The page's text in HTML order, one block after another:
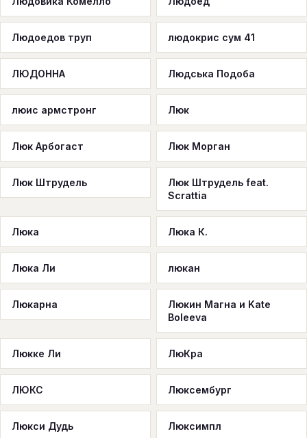
Людоедов труп людокрис сум 41
ЛЮДОННА Людська Подоба
люис армстронг Люк
Люк Арбогаст Люк Морган
Люк Штрудель
Люк Штрудель feat.
Scrattia
Люка Люка К.
Люка Ли люкан
Люкарна
Люкин Магна и Kate
Boleeva
Люкке Ли ЛюКра
ЛЮКС Люксембург
Люкси Дудь Люксимпл